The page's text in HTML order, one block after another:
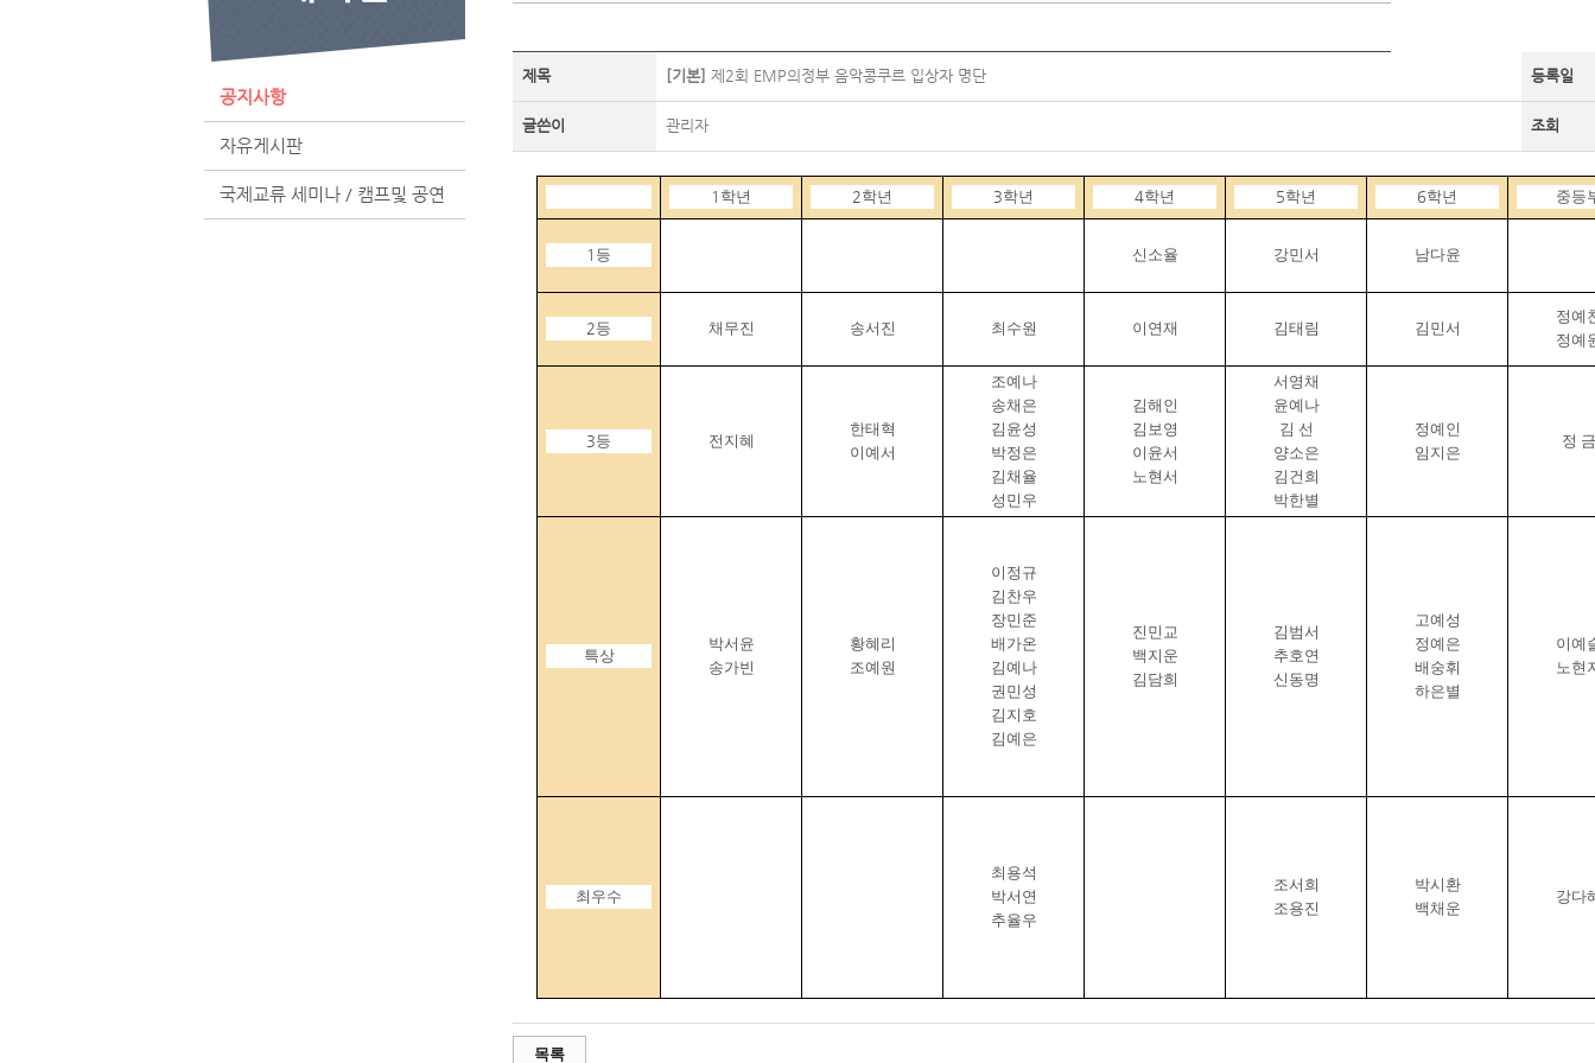
공지사항
자유게시판
국제교류 세미나 / 캠프및 공연
제목 [기본] 제2회 EMP의정부 음악콩쿠르 입상자 명단 등록일
글쓴이 관리자 조회
1 학년 2학년 3학년 4학년 5학년 6학년 중등
1 등 신소율 강민서 남다윤
2등 채무진 송서진 최수원 이연재 김태림 김민서
정예
정예
3등 전지혜
한태혁
이예서
조예나
송채은
김윤성
박정은
김채율
성민우
김해인
김보영
이윤서
노현서
서영채
윤예나
김 선
양소은
김건희
박한별
정예인
임지은
정 금
특상
박서윤
송가빈
황혜리
조예원
이정규
김찬우
장민준
배가온
김예나
권민성
김지호
김예은
진민교
백지운
김담희
김범서
추호연
신동명
고예성
정예은
배숭휘
하은별
이예
노현
최우수
최용석
박서연
추율우
조서희
조용진
박시환
백채운
강다
목록